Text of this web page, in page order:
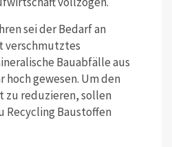
sei der Bedarf an
verschmutztes
Bauabfälle aus
hoch gewesen. Um den
zu reduzieren, sollen
Recycling Baustoffen